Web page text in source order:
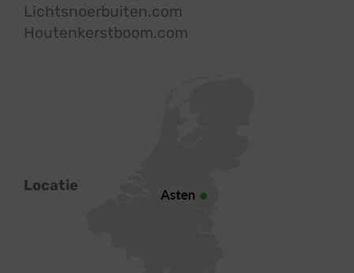
Lichtsnoerbuiten.com
Houtenkerstboom.com
Locatie